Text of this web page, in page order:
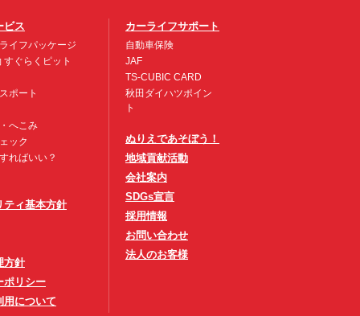
ビス
イフパッケージ
すぐらくピット
ポート
へこみ
ック
ればいい？
ティ基本方針
方針
ポリシー
用について
カーライフサポート
自動車保険
JAF
TS-CUBIC CARD
秋田ダイハツポイン
ト
ぬりえであそぼう！
地域貢献活動
会社案内
SDGs宣言
採用情報
お問い合わせ
法人のお客様